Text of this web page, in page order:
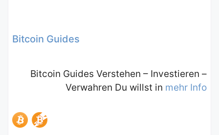
Bitcoin Guides
Bitcoin Guides Verstehen – Investieren –
Verwahren Du willst in mehr Info